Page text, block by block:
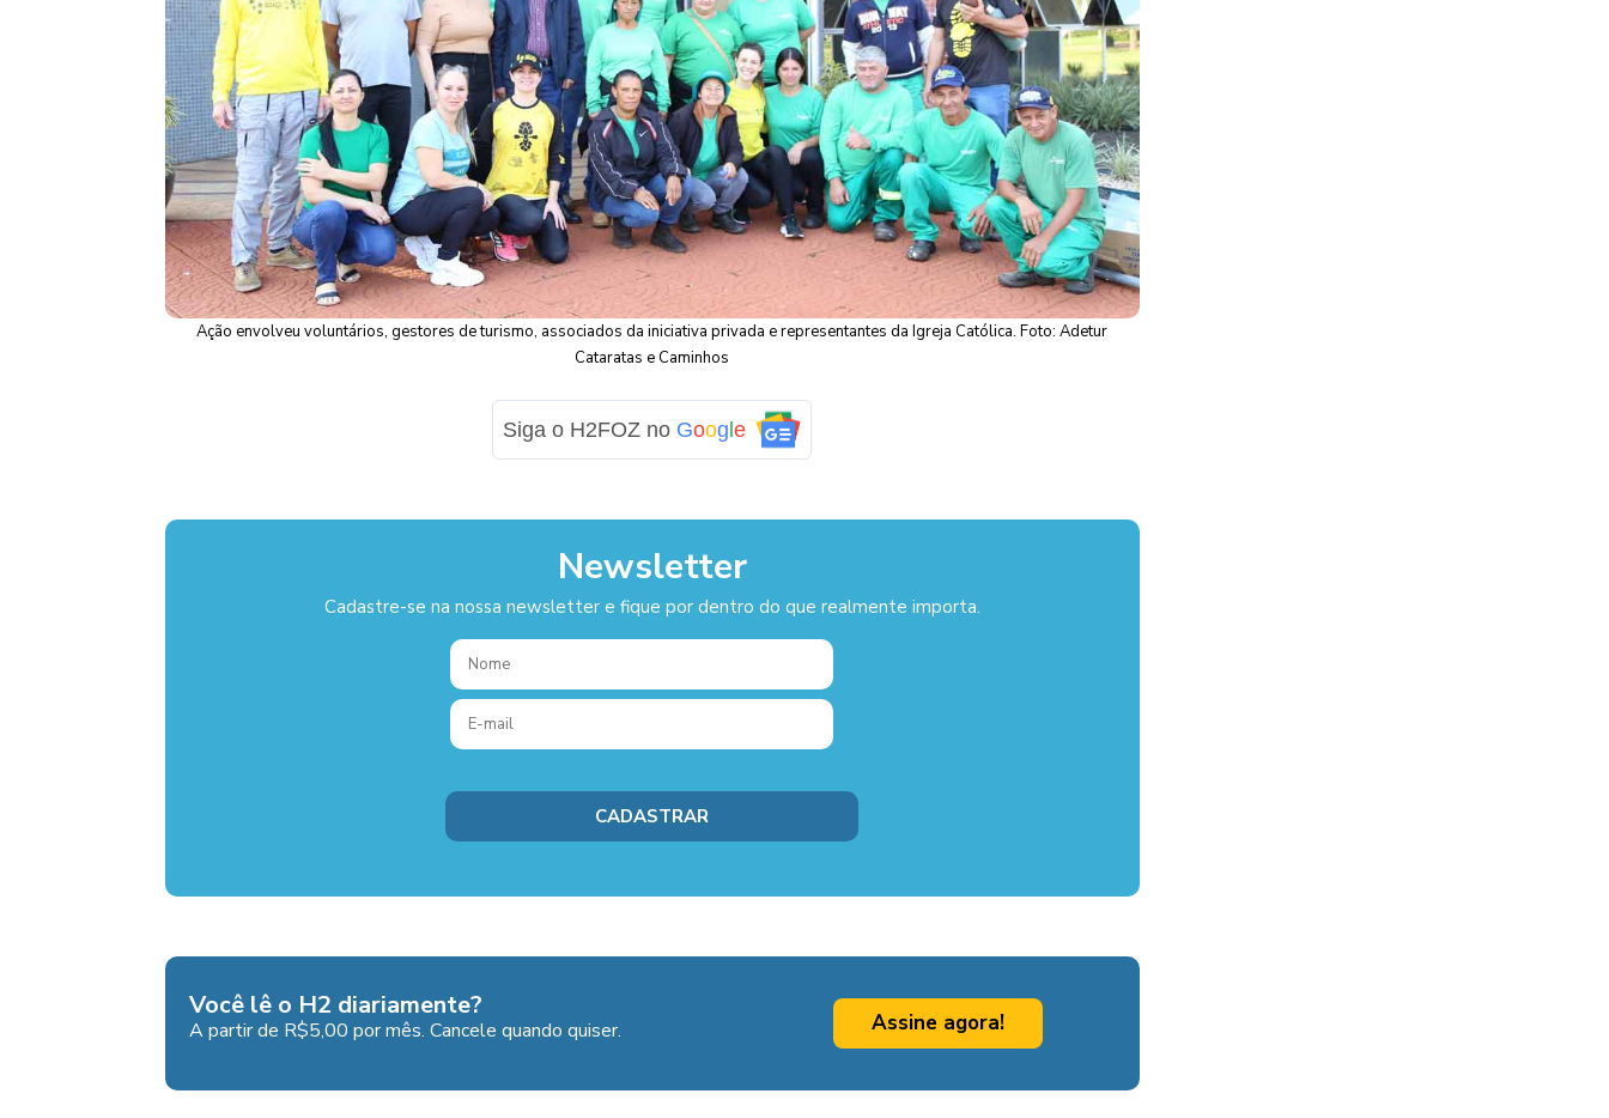
Ação envolveu voluntários, gestores de turismo, associados da iniciativa privada e representantes da Igreja Católica. Foto: Adetur
Cataratas e Caminhos
Siga o H2FOZ no Google
Newsletter
Cadastre-se na nossa newsletter e fique por dentro do que realmente importa.
Você lê o H2 diariamente?
A partir de R$5,00 por mês. Cancele quando quiser. Assine agora!